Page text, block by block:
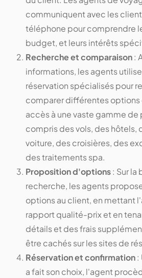
communiquent avec les
téléphone pour comprendre
budget, et leurs intérêts
Recherche et comparaison:
informations, les agents
réservation spécialisés pour
comparer différentes options
accès à une vaste gamme
compris des vols, des hôtels,
voiture, des croisières, des
des traitements spa.
Proposition d'options: Sur la
recherche, les agents
options au client, en mettant
rapport qualité-prix et en
détails et des frais
être cachés sur les sites de
Réservation et confirmation:
a fait son choix, l'agent